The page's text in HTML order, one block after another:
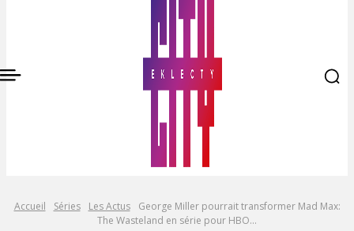
Accueil Séries Les Actus
George Miller pourrait transformer Mad Max:
The Wasteland en série pour HBO...